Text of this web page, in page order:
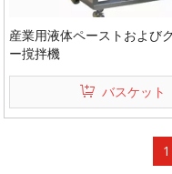
産業用液体ペーストおよび
ー撹拌機
バスケット
1